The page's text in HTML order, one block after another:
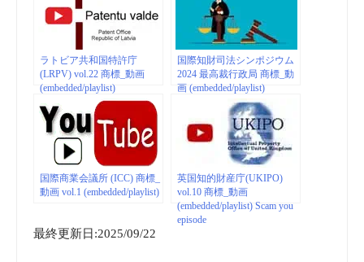
ラトビア共和国特許庁
(LRPV) vol.22 商標_動画
(embedded/playlist)
国際知財司法シンポジウム
2024 最高裁行政局 商標_動
画 (embedded/playlist)
国際商業会議所 (ICC) 商標_
動画 vol.1 (embedded/playlist)
英国知的財産庁(UKIPO)
vol.10 商標_動画
(embedded/playlist) Scam you
episode
最終更新日:2025/09/22